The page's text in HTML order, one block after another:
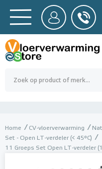
BTW
0,00
Home CV-vloerverwarming
Set - Open LT-verdeler (< 45°C)
11 Groeps Set Open LT-verdeler